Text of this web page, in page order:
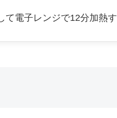
て電子レンジで12分加熱